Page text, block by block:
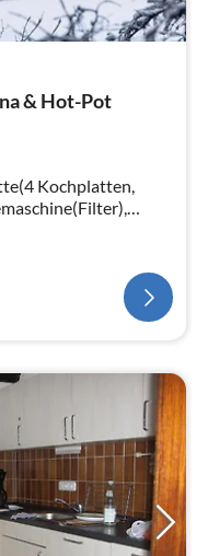
& Hot-Pot
Kochplatten,